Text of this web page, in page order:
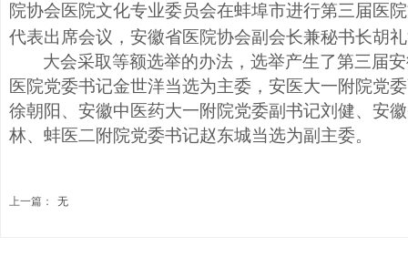
院协会医院文化专业委员会在蚌埠市进行第三届医
代表出席会议，安徽省医院协会副会长兼秘书长胡
大会采取等额选举的办法，选举产生了第三届
医院党委书记金世洋当选为主委，安医大一附院党
徐朝阳、安徽中医药大一附院党委副书记刘健、安
林、蚌医二附院党委书记赵东城当选为副主委。
上一篇： 无